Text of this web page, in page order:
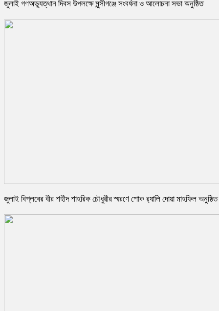
জুলাই গণঅভ্যুত্থান দিবস উপলক্ষে মুন্সীগঞ্জে সংবর্ধনা ও আলোচনা সভা অনুষ্ঠিত
জুলাই বিপ্লবের বীর শহীদ শাহরিক চৌধুরীর স্মরণে শোক র‍্যালি দোয়া মাহফিল অনুষ্ঠিত